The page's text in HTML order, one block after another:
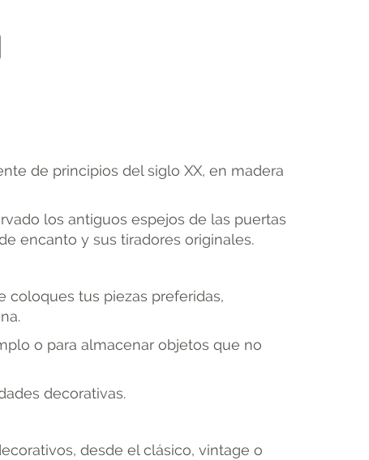
de principios del siglo XX, en madera
los antiguos espejos de las puertas
encanto y sus tiradores originales.
coloques tus piezas preferidas,
o para almacenar objetos que no
decorativas.
desde el clásico, vintage o